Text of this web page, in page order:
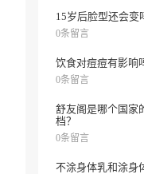
15岁后脸型还会变
0条留言
饮食对痘痘有影响
0条留言
舒友阁是哪个国家
档？
0条留言
不涂身体乳和涂身